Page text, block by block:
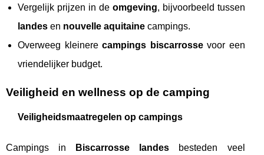
Vergelijk prijzen in de omgeving, bijvoorbeeld tussen
landes en nouvelle aquitaine campings.
Overweeg kleinerecampings biscarrossevoor een
vriendelijker budget.
Veiligheid en wellness op de camping
Veiligheidsmaatregelen op campings
Campings in Biscarrosse landes besteden veel